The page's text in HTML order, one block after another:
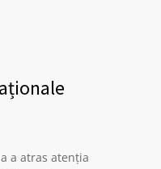
a atras atenția